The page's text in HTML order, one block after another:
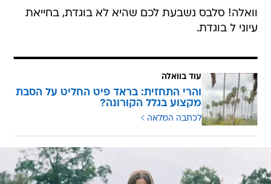
וואלה! סלבס נשבעת לכם שהיא לא בוגדת, בחייאת
עיוני ל בוגדת.
עוד בוואלה
והרי התחזית: בראד פיט החליט על הסבת
מקצוע בגלל הקורונה?
לכתבה המלאה